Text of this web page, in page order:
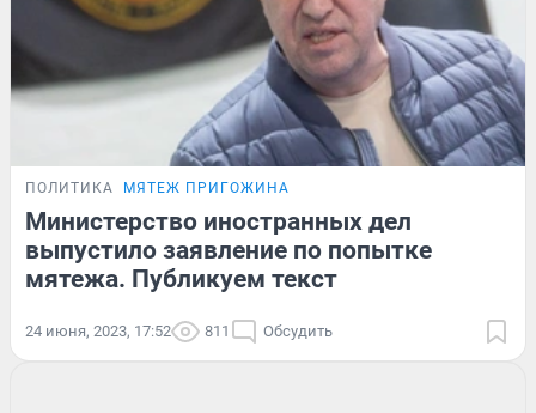
ПОЛИТИКА МЯТЕЖ ПРИГОЖИНА
Министерство иностранных дел
выпустило заявление по попытке
мятежа. Публикуем текст
24 июня, 2023, 17:52 811 Обсудить